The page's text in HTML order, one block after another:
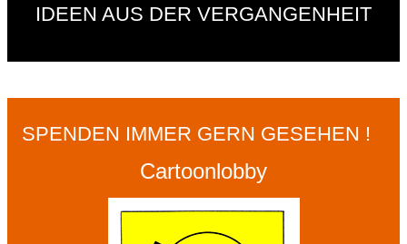
IDEEN AUS DER VERGANGENHEIT
SPENDEN IMMER GERN GESEHEN !
Cartoonlobby